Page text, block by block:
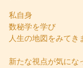
私自身
数秘学を学び
人生の地図をみてき
新たな視点が気にな